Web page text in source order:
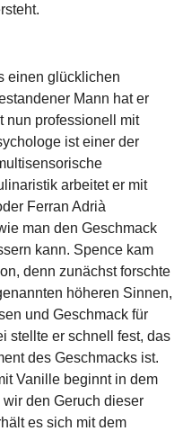
einen glücklichen
Mann hat er
nun professionell mit
ist einer der
arbeitet er mit
Ferran Adrià
man den Geschmack
kann. Spence kam
denn zunächst forschte
höheren Sinnen,
und Geschmack für
stellte er schnell fest, das
des Geschmacks ist.
Vanille beginnt in dem
den Geruch dieser
es sich mit dem